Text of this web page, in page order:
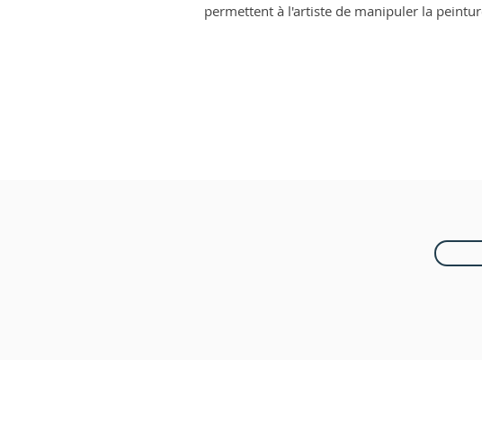
permettent à l'artiste de manipuler la